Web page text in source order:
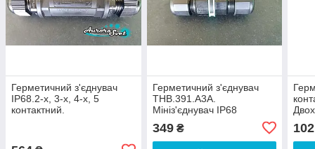
Герметичний з'єднувач
IP68.2-х, 3-х, 4-х, 5
контактний.
Герметичний з'єднувач
THB.391.A3A.
Мініз'єднувач IP68
круглий. 2x-3 контактний
з'єднувач герметичний
349₴ 102